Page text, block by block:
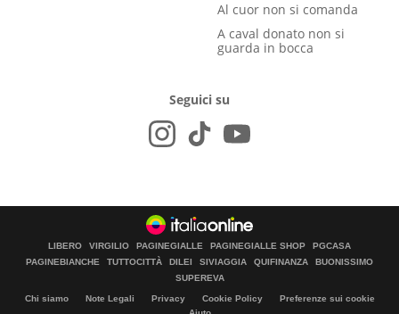
Al cuor non si comanda
A caval donato non si
guarda in bocca
Seguici su
LIBERO VIRGILIO PAGINEGIALLE PAGINEGIALLE SHOP
PGCASA
PAGINEBIANCHE
TUTTOCITTÀ DILEI SIVIAGGIA QUIFINANZA
BUONISSIMO
SUPEREVA
Chi siamo Note Legali Privacy Cookie Policy
Preferenze sui cookie